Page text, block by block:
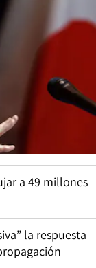
a 49 millones
la respuesta